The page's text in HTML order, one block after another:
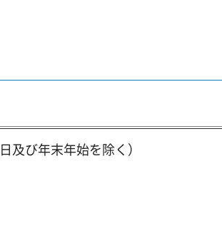
及び年末年始を除く）